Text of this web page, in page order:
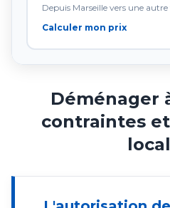
Depuis Marseille vers une autre
Calculer mon prix
Déménager
contraintes